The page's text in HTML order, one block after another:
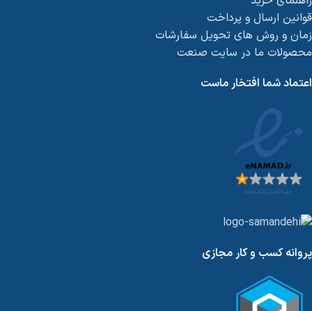
قوانین ارسال و پرداخت
زمان و روش های تحویل سفارشات
محصولات ما در سایت صنعت
اعتماد شما افتخار ماست
پروانه کسب و کار مجازی